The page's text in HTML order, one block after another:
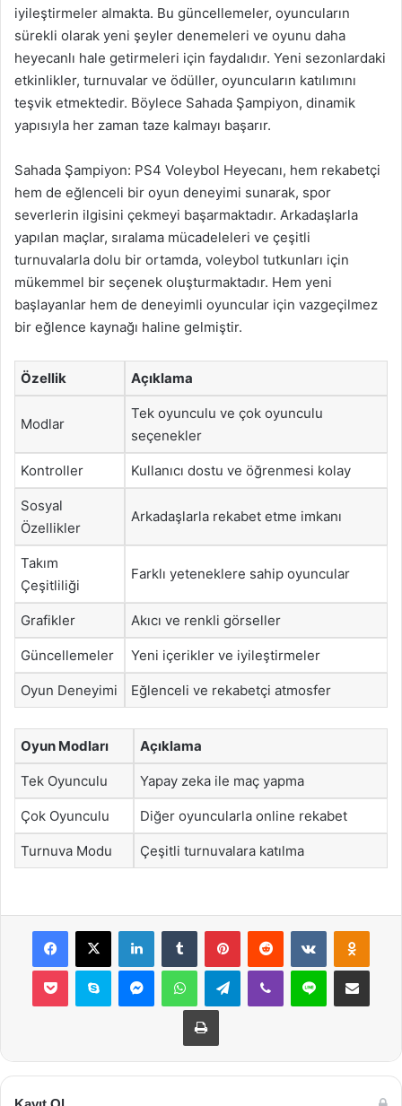
iyileştirmeler almakta. Bu güncellemeler, oyuncuların
sürekli olarak yeni şeyler denemeleri ve oyunu daha
heyecanlı hale getirmeleri için faydalıdır. Yeni sezonlardaki
etkinlikler, turnuvalar ve ödüller, oyuncuların katılımını
teşvik etmektedir. Böylece Sahada Şampiyon, dinamik
yapısıyla her zaman taze kalmayı başarır.
Sahada Şampiyon: PS4 Voleybol Heyecanı, hem rekabetçi
hem de eğlenceli bir oyun deneyimi sunarak, spor
severlerin ilgisini çekmeyi başarmaktadır. Arkadaşlarla
yapılan maçlar, sıralama mücadeleleri ve çeşitli
turnuvalarla dolu bir ortamda, voleybol tutkunları için
mükemmel bir seçenek oluşturmaktadır. Hem yeni
başlayanlar hem de deneyimli oyuncular için vazgeçilmez
bir eğlence kaynağı haline gelmiştir.
Özellik Açıklama
Modlar
Tek oyunculu ve çok oyunculu
seçenekler
Kontroller Kullanıcı dostu ve öğrenmesi kolay
Sosyal
Özellikler
Arkadaşlarla rekabet etme imkanı
Takım
Çeşitliliği
Farklı yeteneklere sahip oyuncular
Grafikler Akıcı ve renkli görseller
Güncellemeler Yeni içerikler ve iyileştirmeler
Oyun Deneyimi Eğlenceli ve rekabetçi atmosfer
Oyun Modları Açıklama
Tek Oyunculu Yapay zeka ile maç yapma
Çok Oyunculu Diğer oyuncularla online rekabet
Turnuva Modu Çeşitli turnuvalara katılma
Facebook
X LinkedInTumblr PinterestReddit VKontakte
Pocket Skype MessengerWhatsAppTelegramViber Line E-Posta ile
Yazdır